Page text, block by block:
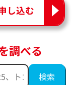
し込む
調べる